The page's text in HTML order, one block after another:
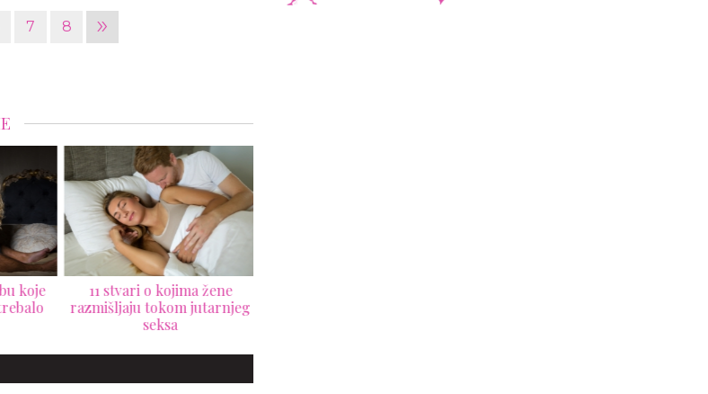
7 8 »
koje
11 stvari o kojima žene
razmišljaju tokom jutarnjeg
seksa